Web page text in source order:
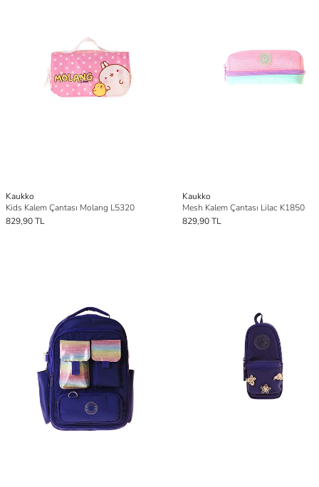
Kaukko
Kids Kalem Çantası Molang L5320
829,90 TL
Kaukko
Mesh Kalem Çantası Lilac K1850
829,90 TL